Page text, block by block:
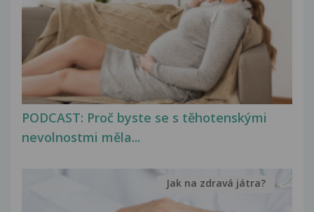
PODCAST: Proč byste se s těhotenskými
nevolnostmi měla...
Jak na zdravá játra?